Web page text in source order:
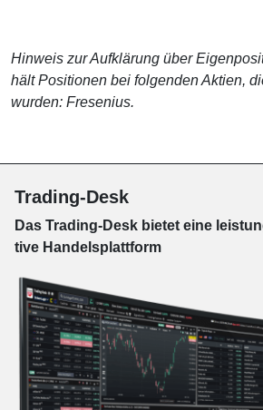
Hinweis zur Aufklärung über
hält Positionen bei folgenden Aktien,
wurden: Fresenius.
Trading-Desk
Das Trading-Desk bie­tet eine
tive Han­dels­platt­form